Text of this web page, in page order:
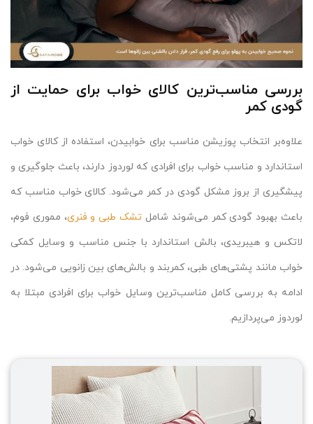
بررسی مناسب‌ترین کالای خواب برای حمایت از
گودی کمر
علاوه‌بر انتخاب پوزیشن مناسب برای خوابیدن، استفاده از کالای خواب
استاندارد و مناسب خواب برای افرادی که لوردوز دارند، باعث جلوگیری و
پیشگیری از بروز مشکل گودی در کمر می‌شود. کالای خواب مناسب که
باعث بهبود گودی کمر می‌شوند شامل تشک طبی و فنری، مموری فوم،
لاتکس و هیبریدی، بالش استاندارد با جنس مناسب و وسایل کمکی
خواب مانند پشتی‌های طبی، کمربند و بالش‌های بین زانویی می‌شود. در
ادامه به بررسی کامل مناسب‌ترین وسایل خواب برای افرادی مبتلا به
لوردوز می‌پردازیم.